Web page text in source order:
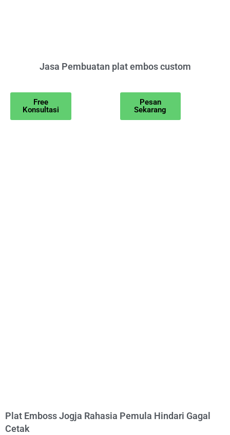
Jasa Pembuatan plat embos custom
Free
Konsultasi
Pesan
Sekarang
Plat Emboss Jogja Rahasia Pemula Hindari Gagal
Cetak